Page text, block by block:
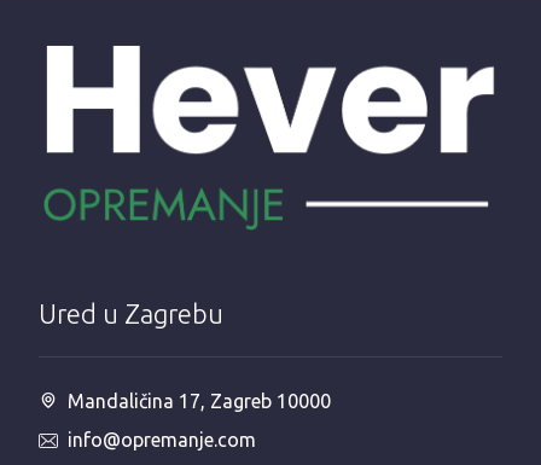
Ured u Zagrebu
Mandaličina 17, Zagreb 10000
info@opremanje.com